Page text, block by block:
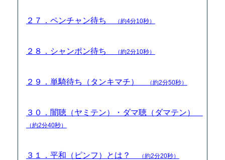
２７．ペンチャン待ち （約4分10秒）
２８．シャンポン待ち （約2分10秒）
２９．単騎待ち（タンキマチ） （約2分50秒）
３０．闇聴（ヤミテン）・ダマ聴（ダマテン）
（約2分40秒）
３１．平和（ピンフ）とは？ （約2分20秒）